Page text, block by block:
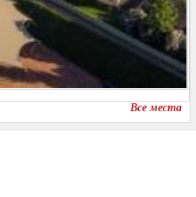
Все места